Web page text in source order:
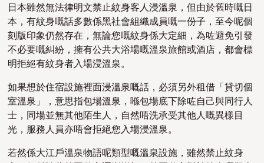
日本雖然無法律明文禁止紋身客人浸溫泉，但由於舊時嘅日
本，有紋身嘅話多數係黑社會組織成員嘅一份子，至今呢個
刻版印象仍然存在，無論您嘅紋身係大定細，為咗避免引發
不必要嘅糾紛，擁有公共大浴場嘅溫泉旅館或酒店，都會標
明拒絕有紋身者入場浸溫泉。
如果想於住宿設施裡面浸溫泉嘅話，必須另外租借「貸切個
室溫泉」，意思指包場溫泉，喺包場底下除咗自己與同行人
士，同場並無其他陌生人，自然唔洗承受其他人嘅異樣目
光，服務人員亦唔會拒絕您入場浸溫泉。
若然係大江戶溫泉物語呢類型嘅溫泉設施，雖然禁止紋身